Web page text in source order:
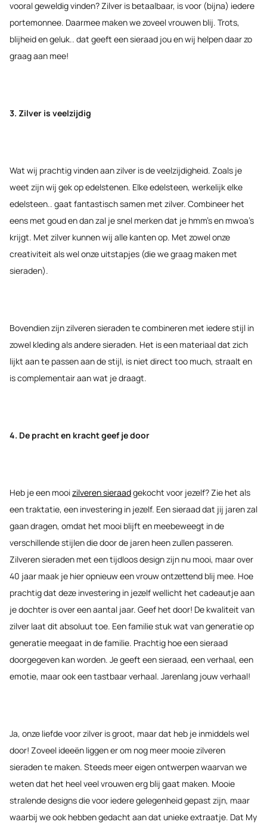
vooral geweldig vinden? Zilver is betaalbaar, is voor (bijna) iedere
portemonnee. Daarmee maken we zoveel vrouwen blij. Trots,
blijheid en geluk.. dat geeft een sieraad jou en wij helpen daar zo
graag aan mee!
3. Zilver is veelzijdig
Wat wij prachtig vinden aan zilver is de veelzijdigheid. Zoals je
weet zijn wij gek op edelstenen. Elke edelsteen, werkelijk elke
edelsteen.. gaat fantastisch samen met zilver. Combineer het
eens met goud en dan zal je snel merken dat je hmm’s en mwoa’s
krijgt. Met zilver kunnen wij alle kanten op. Met zowel onze
creativiteit als wel onze uitstapjes (die we graag maken met
sieraden).
Bovendien zijn zilveren sieraden te combineren met iedere stijl in
zowel kleding als andere sieraden. Het is een materiaal dat zich
lijkt aan te passen aan de stijl, is niet direct too much, straalt en
is complementair aan wat je draagt.
4. De pracht en kracht geef je door
Heb je een mooizilveren sieraadgekocht voor jezelf? Zie het als
een traktatie, een investering in jezelf. Een sieraad dat jij jaren zal
gaan dragen, omdat het mooi blijft en meebeweegt in de
verschillende stijlen die door de jaren heen zullen passeren.
Zilveren sieraden met een tijdloos design zijn nu mooi, maar over
40 jaar maak je hier opnieuw een vrouw ontzettend blij mee. Hoe
prachtig dat deze investering in jezelf wellicht het cadeautje aan
je dochter is over een aantal jaar. Geef het door! De kwaliteit van
zilver laat dit absoluut toe. Een familie stuk wat van generatie op
generatie meegaat in de familie. Prachtig hoe een sieraad
doorgegeven kan worden. Je geeft een sieraad, een verhaal, een
emotie, maar ook een tastbaar verhaal. Jarenlang jouw verhaal!
Ja, onze liefde voor zilver is groot, maar dat heb je inmiddels wel
door! Zoveel ideeën liggen er om nog meer mooie zilveren
sieraden te maken. Steeds meer eigen ontwerpen waarvan we
weten dat het heel veel vrouwen erg blij gaat maken. Mooie
stralende designs die voor iedere gelegenheid gepast zijn, maar
waarbij we ook hebben gedacht aan dat unieke extraatje. Dat My